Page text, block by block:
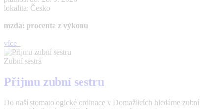
lokalita: Česko
mzda: procenta z výkonu
více
Zubní sestra
Přijmu zubní sestru
Do naší stomatologické ordinace v Domažlicích hledáme zubní